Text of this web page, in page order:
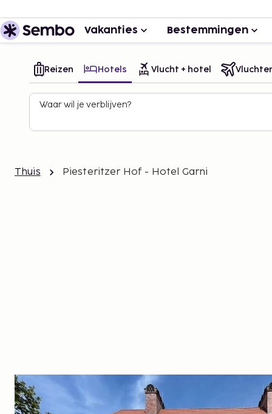
Vakanties Bestemmingen
Reizen Hotels Vlucht + hotel
Waar wil je verblijven?
Thuis Piesteritzer Hof - Hotel Garni